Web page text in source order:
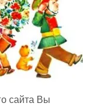
сайта Вы